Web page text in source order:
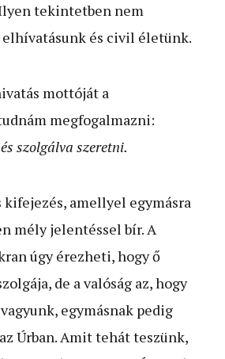
tekintetben nem
és civil életünk.
mottóját a
megfogalmazni:
szolgálva szeretni.
kifejezés, amellyel egymásra
mély jelentéssel bír. A
úgy érezheti, hogy ő
de a valóság az, hogy
egymásnak pedig
Úrban. Amit tehát teszünk,